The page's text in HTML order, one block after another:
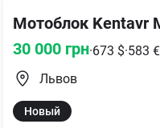
Мотоблок Kentavr
30 000 грн·673 $·583 €
Львов
Новый